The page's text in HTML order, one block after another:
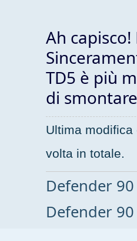
Ah
TD5 è più
di
Ultima
volta in totale.
Defender
Defender